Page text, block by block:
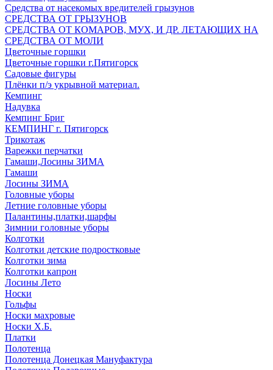
Средства от насекомых вредителей грызунов
СPEДСТВА ОТ ГРЫЗУНОВ
СРЕДСТВА ОТ КОМАРОВ, МУХ, И ДР. ЛЕТАЮЩИХ НА
СРЕДСТВА ОТ МОЛИ
Цветочные горшки
Цветочные горшки г.Пятигорск
Садовые фигуры
Плёнки п/э укрывной материал.
Кемпинг
Надувка
Кемпинг Бриг
КЕМПИНГ г. Пятигорск
Трикотаж
Варежки перчатки
Гамаши,Лосины ЗИМА
Гамаши
Лосины ЗИМА
Головные уборы
Летние головные уборы
Палантины,платки,шарфы
Зимнии головные уборы
Колготки
Колготки детские подростковые
Колготки зима
Колготки капрон
Лосины Лето
Носки
Гольфы
Носки махровые
Носки Х.Б.
Платки
Полотенца
Полотенца Донецкая Мануфактура